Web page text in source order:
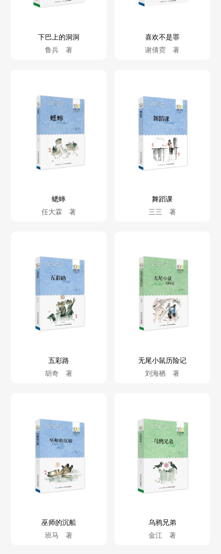
下巴上的洞洞
鲁兵 著
喜欢不是罪
谢倩霓 著
蟋蟀
任大霖 著
舞蹈课
三三 著
五彩路
胡奇 著
无尾小鼠历险记
刘海栖 著
巫师的沉船
班马 著
乌鸦兄弟
金江 著